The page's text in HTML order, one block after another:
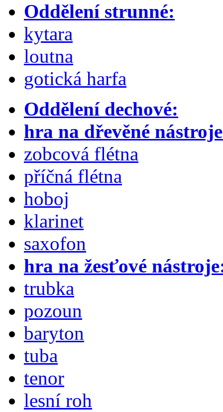
Oddělení strunné:
kytara
loutna
gotická harfa
Oddělení dechové:
hra na dřevěné
zobcová flétna
příčná flétna
hoboj
klarinet
saxofon
hra na žesťové
trubka
pozoun
baryton
tuba
tenor
lesní roh